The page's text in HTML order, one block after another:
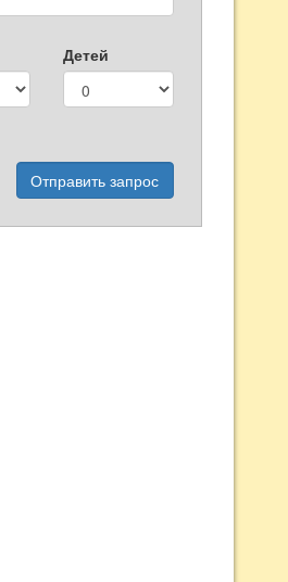
Детей
Отправить запрос